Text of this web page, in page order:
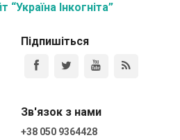
“Україна Інкогніта”
Підпишіться
Зв'язок з нами
+38 050 9364428